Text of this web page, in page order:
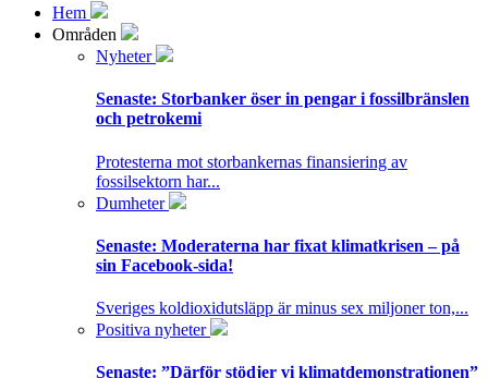
Hem
Områden
Nyheter
Senaste: Storbanker öser in pengar i fossilbränslen
och petrokemi
Protesterna mot storbankernas finansiering av
fossilsektorn har...
Dumheter
Senaste: Moderaterna har fixat klimatkrisen – på
sin Facebook-sida!
Sveriges koldioxidutsläpp är minus sex miljoner ton,...
Positiva nyheter
Senaste: ”Därför stödjer vi klimatdemonstrationen”